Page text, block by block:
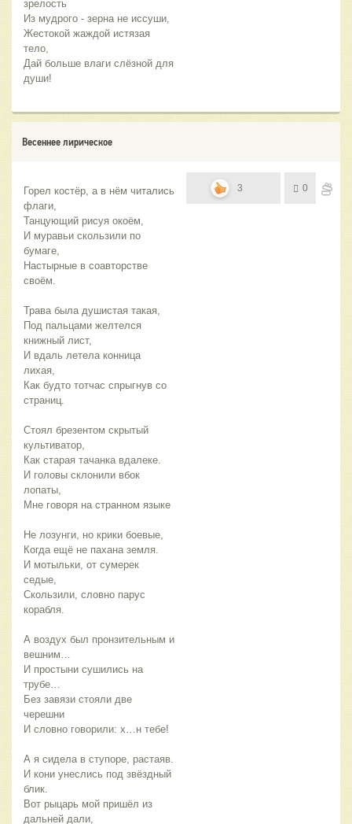
зрелость
Из мудрого - зерна не иссуши,
Жестокой жаждой истязая
тело,
Дай больше влаги слёзной для
души!
Весеннее лирическое
Горел костёр, а в нём читались
флаги,
Танцующий рисуя окоём,
И муравьи скользили по
бумаге,
Настырные в соавторстве
своём.
Трава была душистая такая,
Под пальцами желтелся
книжный лист,
И вдаль летела конница
лихая,
Как будто тотчас спрыгнув со
страниц.
Стоял брезентом скрытый
культиватор,
Как старая тачанка вдалеке.
И головы склонили вбок
лопаты,
Мне говоря на странном языке
Не лозунги, но крики боевые,
Когда ещё не пахана земля.
И мотыльки, от сумерек
седые,
Скользили, словно парус
корабля.
А воздух был пронзительным и
вешним…
И простыни сушились на
трубе…
Без завязи стояли две
черешни
И словно говорили: х…н тебе!
А я сидела в ступоре, растаяв.
И кони унеслись под звёздный
блик.
Вот рыцарь мой пришёл из
дальней дали,
3 0